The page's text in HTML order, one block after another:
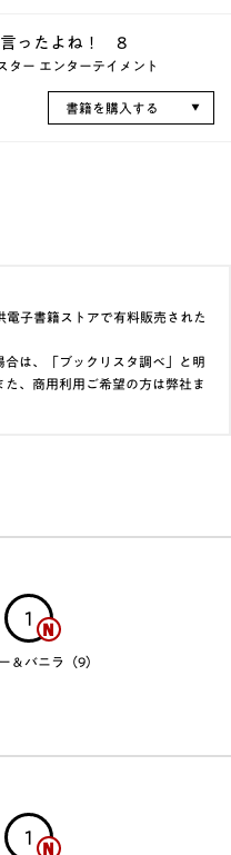
言ったよね！ 8
ター エンターテイメント
書籍を購入する
子書籍ストアで有料販売された
は、「ブックリスタ調べ」と明
、商用利用ご希望の方は弊社ま
1
＆バニラ（9）
1